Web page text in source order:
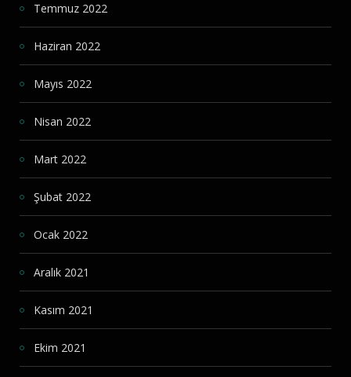
Temmuz 2022
Haziran 2022
Mayıs 2022
Nisan 2022
Mart 2022
Şubat 2022
Ocak 2022
Aralık 2021
Kasım 2021
Ekim 2021